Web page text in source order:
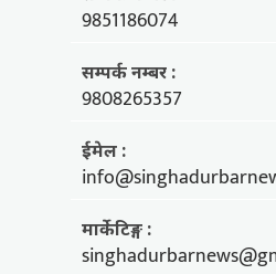
9851186074
सम्पर्क नम्बर :
9808265357
ईमेल :
मार्केटिङ्ग :